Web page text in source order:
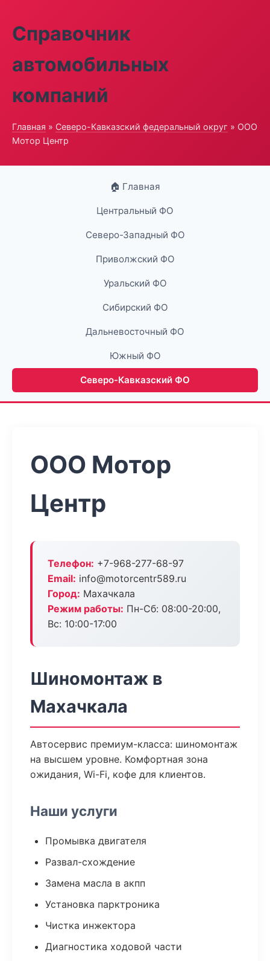
Справочник
автомобильных
компаний
Главная » Северо-Кавказский федеральный округ » ООО
Мотор Центр
🏠 Главная
Центральный ФО
Северо-Западный ФО
Приволжский ФО
Уральский ФО
Сибирский ФО
Дальневосточный ФО
Южный ФО
Северо-Кавказский ФО
ООО Мотор
Центр
Телефон: +7-968-277-68-97
Email: info@motorcentr589.ru
Город: Махачкала
Режим работы: Пн-Сб: 08:00-20:00,
Вс: 10:00-17:00
Шиномонтаж в
Махачкала
Автосервис премиум-класса: шиномонтаж
на высшем уровне. Комфортная зона
ожидания, Wi-Fi, кофе для клиентов.
Наши услуги
Промывка двигателя
Развал-схождение
Замена масла в акпп
Установка парктроника
Чистка инжектора
Диагностика ходовой части